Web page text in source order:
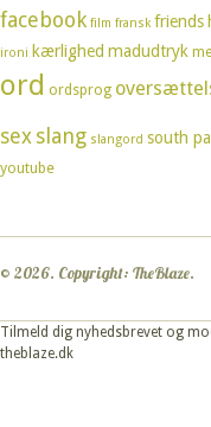
facebook film fransk friends
ironi kærlighed madudtryk
ord ordsprog
sexslang slangord south
youtube
© 2026. Copyright: TheBlaze.
Tilmeld dig nyhedsbrevet og
theblaze.dk